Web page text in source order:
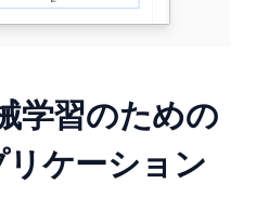
学習のための
ケーション